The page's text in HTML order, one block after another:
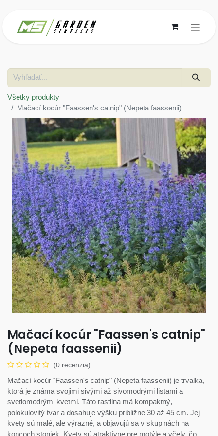
Všetky produkty
Mačací kocúr "Faassen's catnip" (Nepeta faassenii)
Mačací kocúr "Faassen's catnip"
(Nepeta faassenii)
(0 recenzia)
Mačací kocúr "Faassen's catnip" (Nepeta faassenii) je trvalka,
ktorá je známa svojimi sivými až sivomodrými listami a
svetlomodrými kvetmi. Táto rastlina má kompaktný,
polokulovitý tvar a dosahuje výšku približne 30 až 45 cm. Jej
kvety sú malé, ale výrazné, a objavujú sa v skupinách na
koncoch stoniek. Kvety sú atraktívne pre motýle a včely, čo